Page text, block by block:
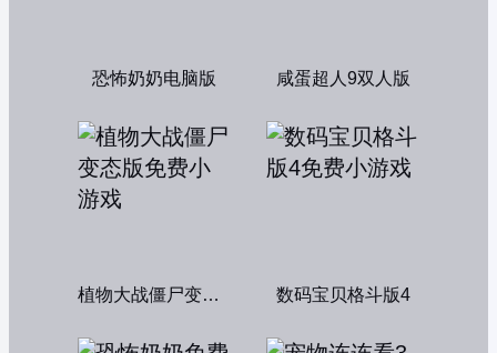
恐怖奶奶电脑版 咸蛋超人9双人版
植物大战僵尸变态版 数码宝贝格斗版4